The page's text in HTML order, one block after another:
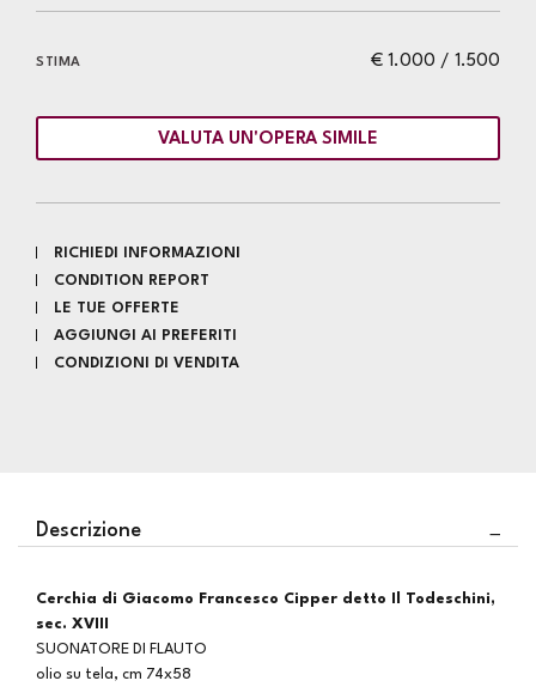
€ 1.000 / 1.500
STIMA
VALUTA UN'OPERA SIMILE
RICHIEDI INFORMAZIONI
CONDITION REPORT
LE TUE OFFERTE
AGGIUNGI AI PREFERITI
CONDIZIONI DI VENDITA
Descrizione
Cerchia di Giacomo Francesco Cipper detto Il Todeschini,
sec. XVIII
SUONATORE DI FLAUTO
olio su tela, cm 74x58